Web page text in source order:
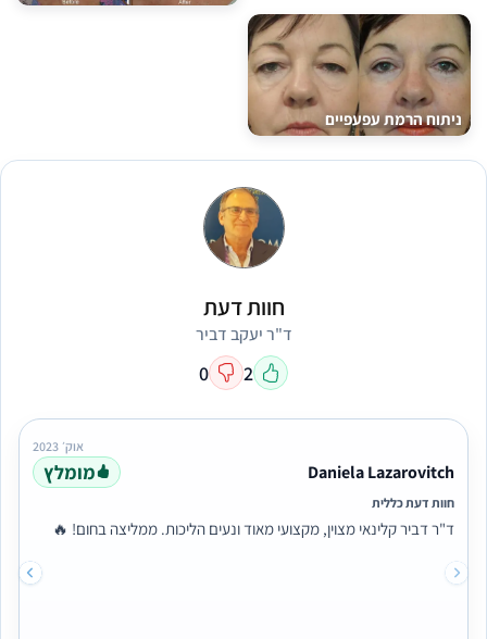
ניתוח הרמת עפעפיים
חוות דעת
ד"ר יעקב דביר
2
0
אוק׳ 2023
Daniela Lazarovitch מומלץ
חוות דעת כללית
ד"ר דביר קלינאי מצוין, מקצועי מאוד ונעים הליכות. ממליצה בחום! 🔥